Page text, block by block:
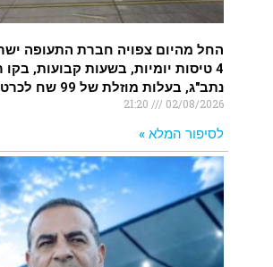
החל מהיום צפויה חברת התעופה
4 טיסות יומיות, בשעות קבועות, בקו
נתב"ג, בעלות מוזלת של 99 שח לכרטיס לכיוון
02/08/2026
לסיפור המלא »